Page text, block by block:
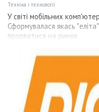
Техніка і технології
У світі мобільних
Сформувалася якась
прорватися на ринок